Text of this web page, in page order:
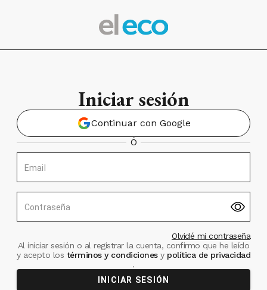
Iniciar sesión
Continuar con Google
Ó
Email
Contraseña
Olvidé mi contraseña
Al iniciar sesión o al registrar la cuenta, confirmo que he leído
y acepto los términos y condiciones ypolítica de privacidad
.
INICIAR SESIÓN